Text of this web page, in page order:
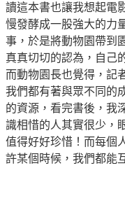
讀這本書也讓我想起電
慢發酵成一股強大的力
事，於是將動物園帶到
真真切切的認為，自己
而動物園長也覺得，記
我們都有著與眾不同的
的資源，看完書後，我
識相惜的人其實很少，
值得好好珍惜！而每個
許某個時候，我們都能